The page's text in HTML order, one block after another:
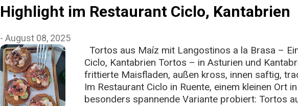
Highlight im Restaurant Ciclo, Kantabrien
- August 08, 2025
Tortos aus Maíz mit Langostinos a la Brasa –
Ciclo, Kantabrien Tortos – in Asturien und
frittierte Maisfladen, außen kross, innen saftig,
Im Restaurant Ciclo in Ruente, einem kleinen Ort
besonders spannende Variante probiert: Tortos